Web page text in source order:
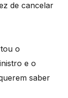
de cancelar
o
e o
saber